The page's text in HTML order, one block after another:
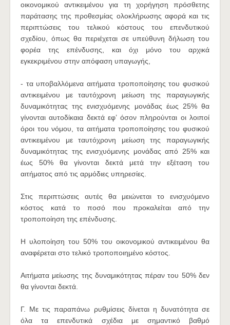
οικονομικού αντικειμένου για τη χορήγηση πρόσθετης
παράτασης της προθεσμίας ολοκλήρωσης αφορά και τις
περιπτώσεις του τελικού κόστους του επενδυτικού
σχεδίου, όπως θα περιέχεται σε υπεύθυνη δήλωση του
φορέα της επένδυσης, και όχι μόνο του αρχικά
εγκεκριμένου στην απόφαση υπαγωγής,
- τα υποβαλλόμενα αιτήματα τροποποίησης του φυσικού
αντικειμένου με ταυτόχρονη μείωση της παραγωγικής
δυναμικότητας της ενισχυόμενης μονάδας έως 25% θα
γίνονται αυτοδίκαια δεκτά εφ’ όσον πληρούνται οι λοιποί
όροι του νόμου, τα αιτήματα τροποποίησης του φυσικού
αντικειμένου με ταυτόχρονη μείωση της παραγωγικής
δυναμικότητας της ενισχυόμενης μονάδας από 25% και
έως 50% θα γίνονται δεκτά μετά την εξέταση του
αιτήματος από τις αρμόδιες υπηρεσίες.
Στις περιπτώσεις αυτές θα μειώνεται το ενισχυόμενο
κόστος κατά το ποσό που προκαλείται από την
τροποποίηση της επένδυσης.
Η υλοποίηση του 50% του οικονομικού αντικειμένου θα
αναφέρεται στο τελικό τροποποιημένο κόστος.
Αιτήματα μείωσης της δυναμικότητας πέραν του 50% δεν
θα γίνονται δεκτά.
Γ. Με τις παραπάνω ρυθμίσεις δίνεται η δυνατότητα σε
όλα τα επενδυτικά σχέδια με σημαντικό βαθμό